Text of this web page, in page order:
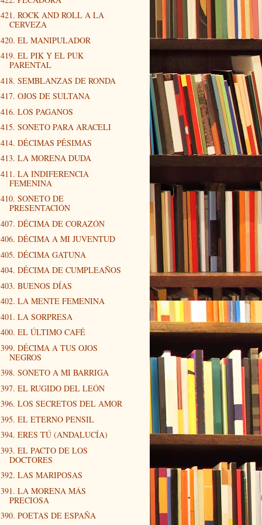
421. ROCK AND ROLL A LA
CERVEZA
420. EL MANIPULADOR
419. EL PIK Y EL PUK
PARENTAL
418. SEMBLANZAS DE RONDA
417. OJOS DE SULTANA
416. LOS PAGANOS
415. SONETO PARA ARACELI
414. DÉCIMAS PÉSIMAS
413. LA MORENA DUDA
411. LA INDIFERENCIA
FEMENINA
410. SONETO DE
PRESENTACIÓN
407. DÉCIMA DE CORAZÓN
406. DÉCIMA A MI JUVENTUD
405. DÉCIMA GATUNA
404. DÉCIMA DE CUMPLEAÑOS
403. BUENOS DÍAS
402. LA MENTE FEMENINA
401. LA SORPRESA
400. EL ÚLTIMO CAFÉ
399. DÉCIMA A TUS OJOS
NEGROS
398. SONETO A MI BARRIGA
397. EL RUGIDO DEL LEÓN
396. LOS SECRETOS DEL AMOR
395. EL ETERNO PENSIL
394. ERES TÚ (ANDALUCÍA)
393. EL PACTO DE LOS
DOCTORES
392. LAS MARIPOSAS
391. LA MORENA MÁS
PRECIOSA
390. POETAS DE ESPAÑA